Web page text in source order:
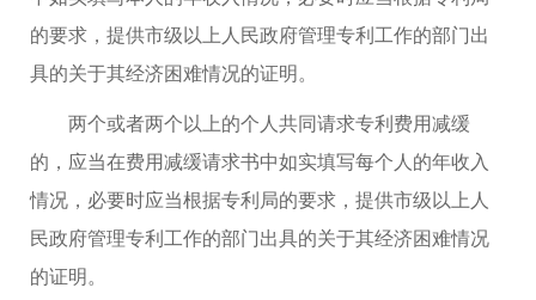
的要求，提供市级以上人民政府管理专利工作的部门出
具的关于其经济困难情况的证明。
两个或者两个以上的个人共同请求专利费用减缓
的，应当在费用减缓请求书中如实填写每个人的年收入
情况，必要时应当根据专利局的要求，提供市级以上人
民政府管理专利工作的部门出具的关于其经济困难情况
的证明。